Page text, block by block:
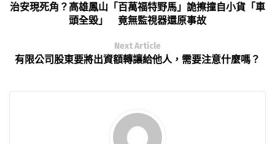
治安現死角？高雄鳳山「百萬福特野馬」詭擦撞自小貨「車
頭全毀」 竟無監視器還原事故
Next Article
有限公司股東要將出資額轉讓給他人，需要注意什麼嗎？